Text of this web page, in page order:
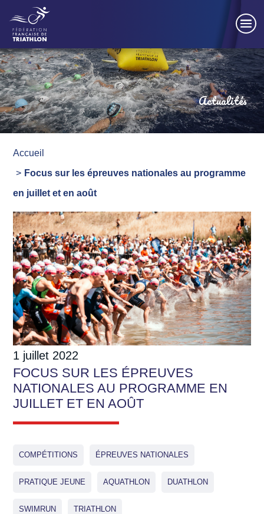
Actualités
Accueil
Focus sur les épreuves nationales au programme
en juillet et en août
1 juillet 2022
FOCUS SUR LES ÉPREUVES
NATIONALES AU PROGRAMME EN
JUILLET ET EN AOÛT
COMPÉTITIONS ÉPREUVES NATIONALES
PRATIQUE JEUNE AQUATHLON DUATHLON
SWIMRUN TRIATHLON
Panneau de gestion des cookies